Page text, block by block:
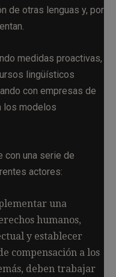
de otras lenguas y, por
medidas proactivas,
lingüísticos
con empresas de
los modelos
con una serie de
actores:
una
humanos,
y establecer
compensación a los
deben trabajar